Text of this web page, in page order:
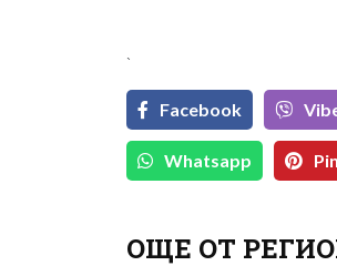
`
Facebook
Whatsapp
ОЩЕ ОТ